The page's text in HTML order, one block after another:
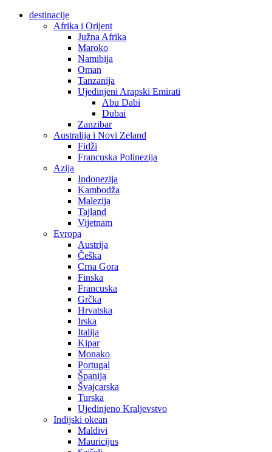
destinacije
Afrika i Orijent
Južna Afrika
Maroko
Namibija
Oman
Tanzanija
Ujedinjeni Arapski Emirati
Abu Dabi
Dubai
Zanzibar
Australija i Novi Zeland
Fidži
Francuska Polinezija
Azija
Indonezija
Kambodža
Malezija
Tajland
Vijetnam
Evropa
Austrija
Češka
Crna Gora
Finska
Francuska
Grčka
Hrvatska
Irska
Italija
Kipar
Monako
Portugal
Španija
Švajcarska
Turska
Ujedinjeno Kraljevstvo
Indijski okean
Maldivi
Mauricijus